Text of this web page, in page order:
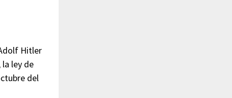
Hitler
la ley de
del